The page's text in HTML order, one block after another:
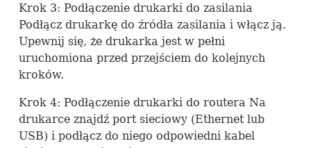
Krok 3: Podłączenie drukarki do zasilania
Podłącz drukarkę do źródła zasilania i włącz ją.
Upewnij się, że drukarka jest w pełni
uruchomiona przed przejściem do kolejnych
kroków.
Krok 4: Podłączenie drukarki do routera Na
drukarce znajdź port sieciowy (Ethernet lub
USB) i podłącz do niego odpowiedni kabel